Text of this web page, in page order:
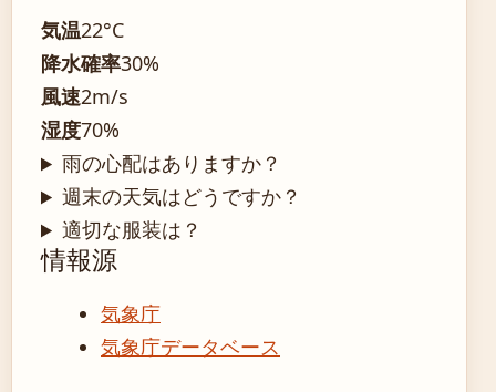
気温22°C
降水確率30%
風速2m/s
湿度70%
雨の心配はありますか？
週末の天気はどうですか？
適切な服装は？
情報源
気象庁
気象庁データベース